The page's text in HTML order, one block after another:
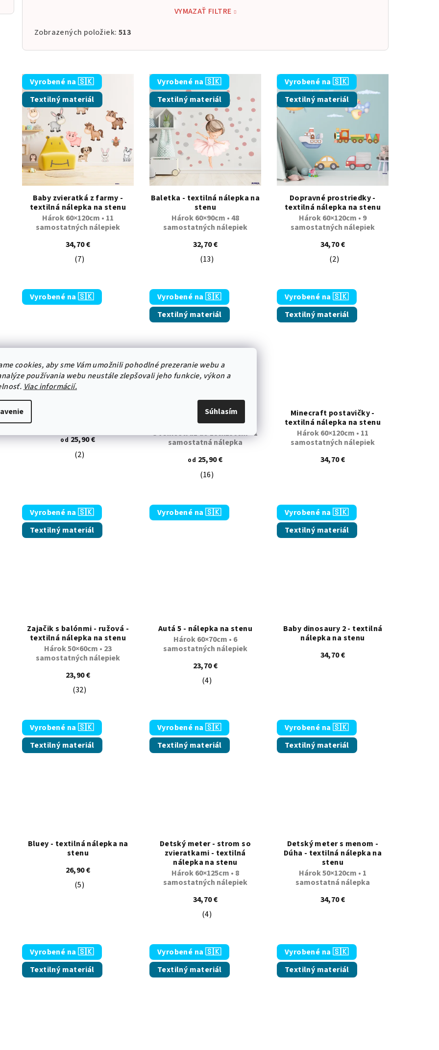
cookies, aby sme Vám umožnili pohodlné prezeranie webu a
používania webu neustále zlepšovali jeho funkcie, výkon a
Viac informácií.
Súhlasím
VYMAZAŤ FILTRE
Zobrazených položiek: 513
V
ý
p
i
s
p
r
o
o
Vyrobené na 🇸🇰
Textilný materiál
Baby zvieratká z farmy -
textilná nálepka na stenu
Hárok 60×120cm • 11
samostatných nálepiek
34,70 €
Priemerné hodnotenie produktu je 5,0 z 5 hviezdičiek.
(7)
Vyrobené na 🇸🇰
Textilný materiál
Baletka - textilná nálepka na
stenu
Hárok 60×90cm • 48
samostatných nálepiek
32,70 €
Priemerné hodnotenie produktu je 5,0 z 5 hviezdičiek.
(13)
Vyrobené na 🇸🇰
Textilný materiál
Dopravné prostriedky -
textilná nálepka na stenu
Hárok 60×120cm • 9
samostatných nálepiek
34,70 €
Priemerné hodnotenie
(2)
Vyrobené na 🇸🇰
od25,90 €
Priemerné hodnotenie produktu je 5,0 z 5 hviezdičiek.
(2)
Vyrobené na 🇸🇰
Textilný materiál
Les so zvieratkami 2 -
textilná nálepka na stenu
3 veľkosti až do 180x150cm • 1
samostatná nálepka
od 25,90 €
Priemerné hodnotenie produktu je 4,9 z 5 hviezdičiek.
(16)
Vyrobené na 🇸🇰
Textilný materiál
Minecraft postavičky -
textilná nálepka na stenu
Hárok 60×120cm • 11
samostatných nálepiek
34,70 €
Vyrobené na 🇸🇰
Textilný materiál
Zajačik s balónmi - ružová -
textilná nálepka na stenu
Hárok 50×60cm • 23
samostatných nálepiek
23,90 €
Priemerné hodnotenie produktu je 5,0 z 5 hviezdičiek.
(32)
Vyrobené na 🇸🇰
Autá 5 - nálepka na stenu
Hárok 60×70cm • 6
samostatných nálepiek
23,70 €
Priemerné hodnotenie produktu je 5,0 z 5 hviezdičiek.
(4)
Vyrobené na 🇸🇰
Textilný materiál
Baby dinosaury 2 - textilná
nálepka na stenu
34,70 €
Vyrobené na 🇸🇰
Textilný materiál
Bluey - textilná nálepka na
stenu
26,90 €
Priemerné hodnotenie produktu je 5,0 z 5 hviezdičiek.
(5)
Vyrobené na 🇸🇰
Textilný materiál
Detský meter - strom so
zvieratkami - textilná
nálepka na stenu
Hárok 60×125cm • 8
samostatných nálepiek
34,70 €
Priemerné hodnotenie produktu je 5,0 z 5 hviezdičiek.
(4)
Vyrobené na 🇸🇰
Textilný materiál
Detský meter s menom -
Dúha - textilná nálepka na
stenu
Hárok 50×120cm • 1
samostatná nálepka
34,70 €
Vyrobené na 🇸🇰
Textilný materiál
Vyrobené na 🇸🇰
Textilný materiál
Vyrobené na 🇸🇰
Textilný materiál